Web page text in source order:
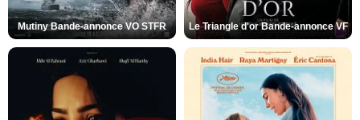
Mutiny Bande-annonce VO STFR Le Triangle d'or Bande-annonce VF